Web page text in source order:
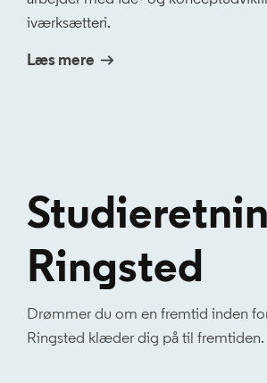
iværksætteri.
Læs mere
Ringsted
Drømmer du om en fremtid inden
Ringsted klæder dig på til fremtiden.